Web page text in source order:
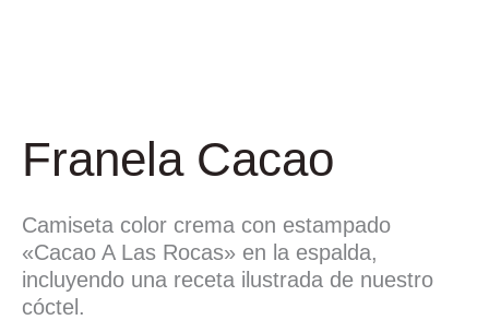
Franela Cacao
Camiseta color crema con estampado
«Cacao A Las Rocas» en la espalda,
incluyendo una receta ilustrada de nuestro
cóctel.